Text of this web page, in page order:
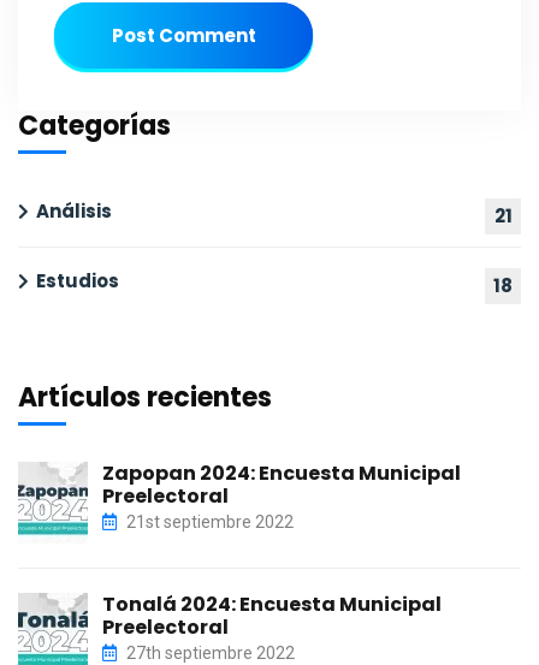
Post Comment
Categorías
Análisis 21
Estudios 18
Artículos recientes
Zapopan 2024: Encuesta Municipal
Preelectoral
21st septiembre 2022
Tonalá 2024: Encuesta Municipal
Preelectoral
27th septiembre 2022